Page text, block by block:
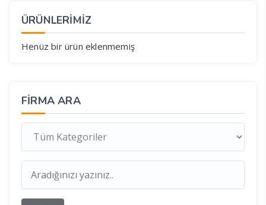
ÜRÜNLERİMİZ
Henüz bir ürün eklenmemiş
FIRMA ARA